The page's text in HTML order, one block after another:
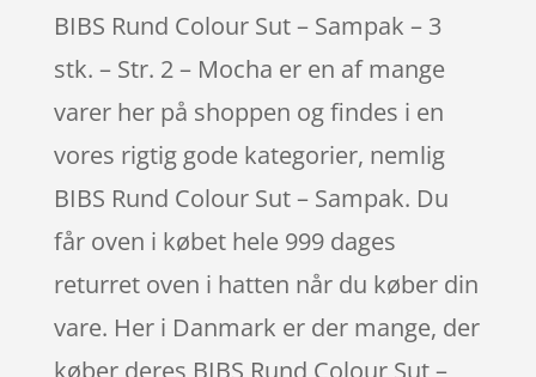
BIBS Rund Colour Sut – Sampak – 3
stk. – Str. 2 – Mocha er en af mange
varer her på shoppen og findes i en
vores rigtig gode kategorier, nemlig
BIBS Rund Colour Sut – Sampak. Du
får oven i købet hele 999 dages
returret oven i hatten når du køber din
vare. Her i Danmark er der mange, der
køber deres BIBS Rund Colour Sut –